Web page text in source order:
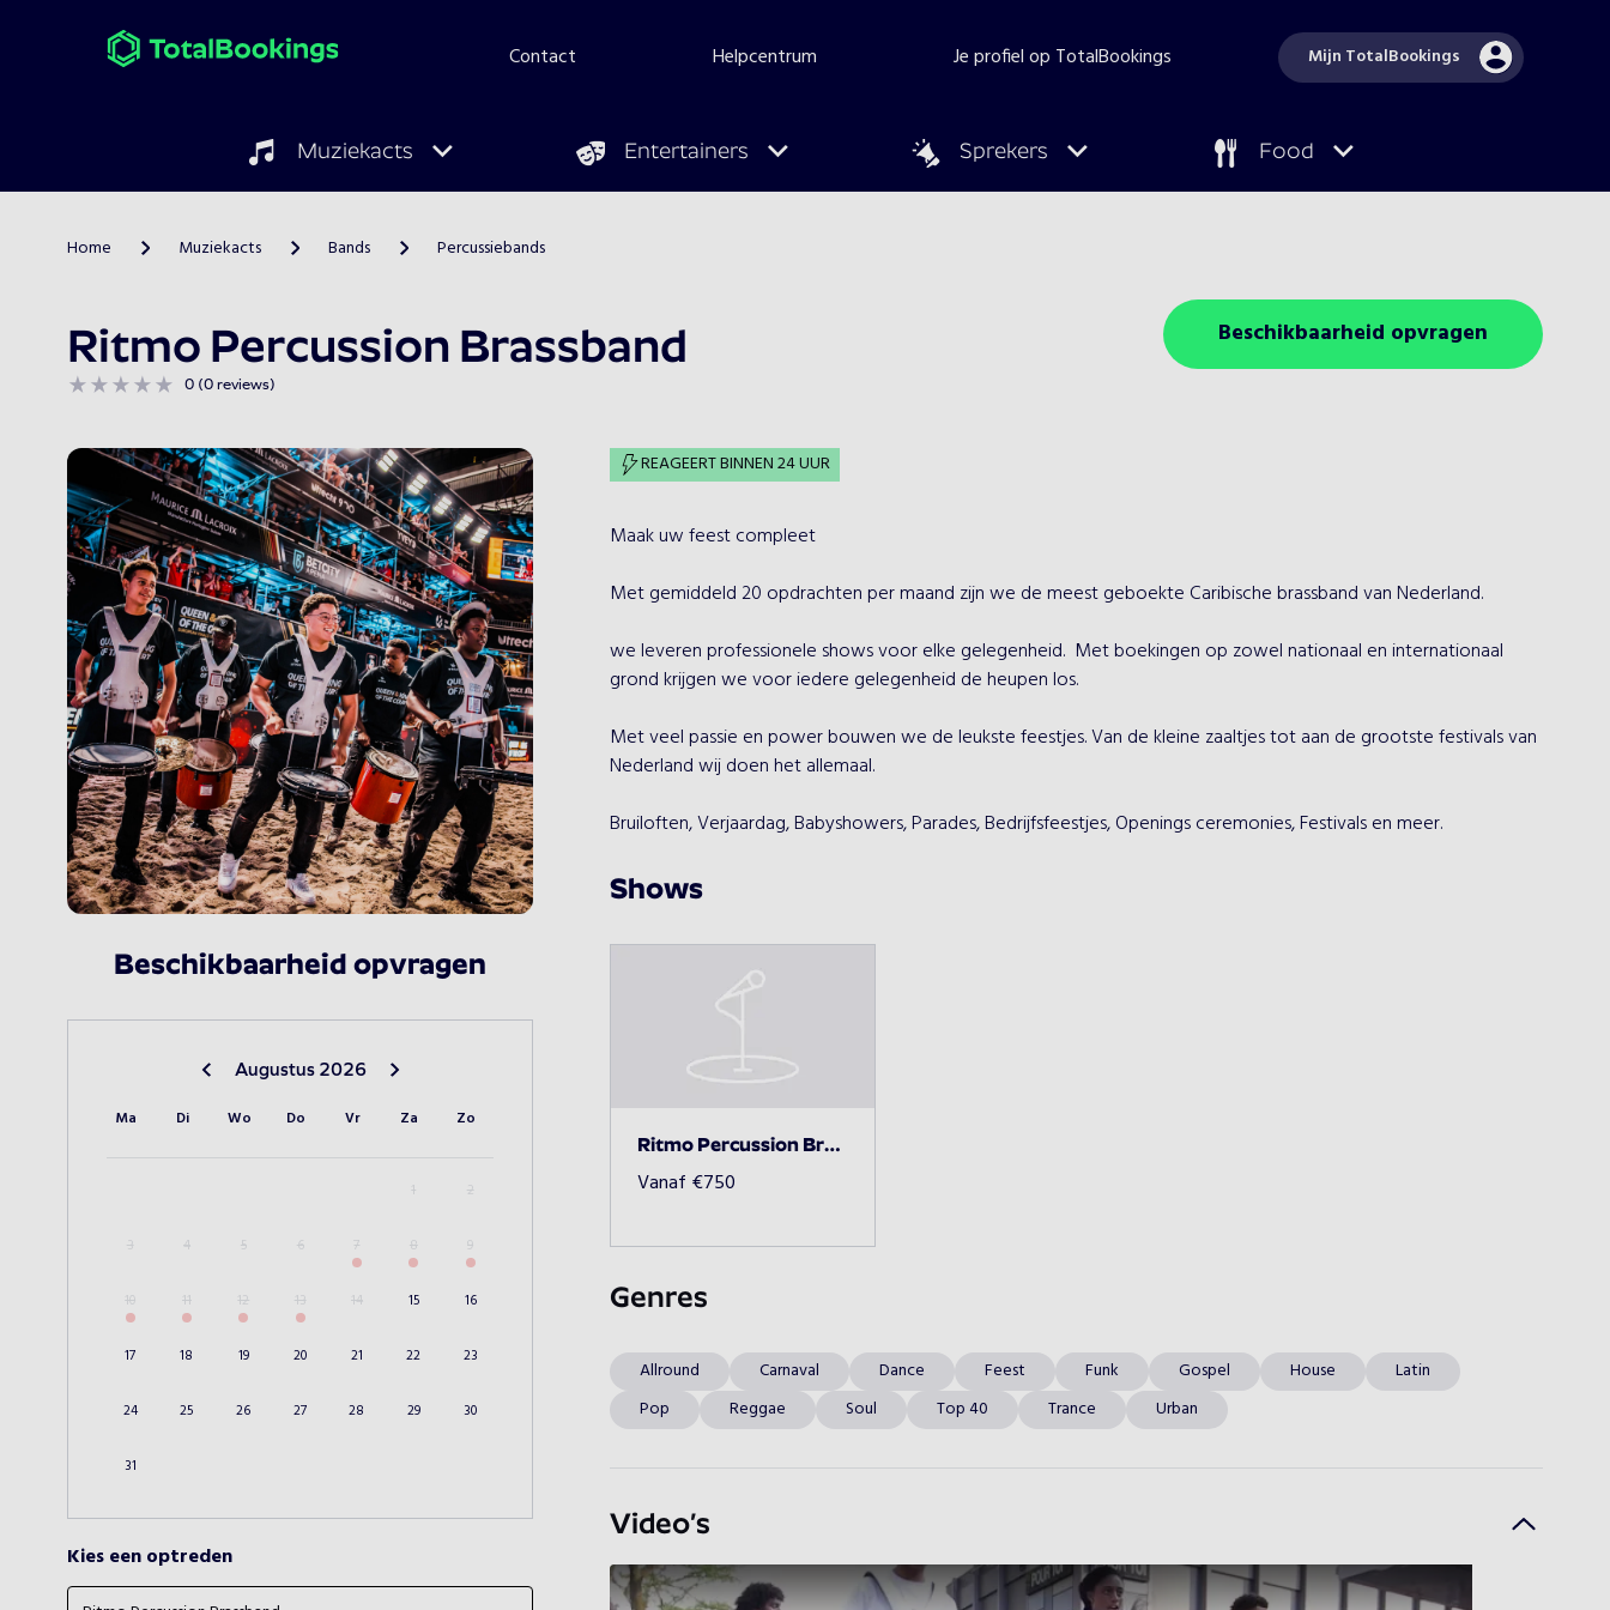
Contact Helpcentrum Je profiel op TotalBookings Mijn TotalBookings
Muziekacts Entertainers Sprekers Food
Home > Muziekacts > Bands > Percussiebands
Ritmo Percussion Brassband
0 (0 reviews)
Beschikbaarheid opvragen
Beschikbaarheid opvragen
Vorige maand
Augustus 2026
Ma Di Wo Do Vr Za Zo
1 2
3 4 5 6 7 8 9
10 11 12 13 14 15 16
17 18 19 20 21 22 23
24 25 26 27 28 29 30
31
Kies een optreden
REAGEERT BINNEN 24 UUR
Maak uw feest compleet
Met gemiddeld 20 opdrachten per maand zijn we de meest geboekte Caribische brassband van Nederland.
we leveren professionele shows voor elke gelegenheid.  Met boekingen op zowel nationaal en internationaal
grond krijgen we voor iedere gelegenheid de heupen los.
Met veel passie en power bouwen we de leukste feestjes. Van de kleine zaaltjes tot aan de grootste festivals van
Nederland wij doen het allemaal.
Bruiloften, Verjaardag, Babyshowers, Parades, Bedrijfsfeestjes, Openings ceremonies, Festivals en meer.
Shows
Ritmo Percussion Brassband
Vanaf €750
Genres
Allround Carnaval Dance Feest Funk Gospel House
Latin
Pop
Reggae Soul Top 40 Trance Urban
Video’s